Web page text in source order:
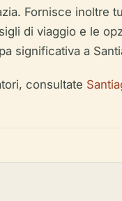
Fornisce inoltre
di viaggio e le
significativa a
consultate